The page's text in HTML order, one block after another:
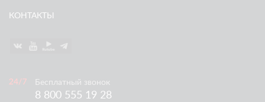
КОНТАКТЫ
Бесплатный звонок
8 800 555 19 28